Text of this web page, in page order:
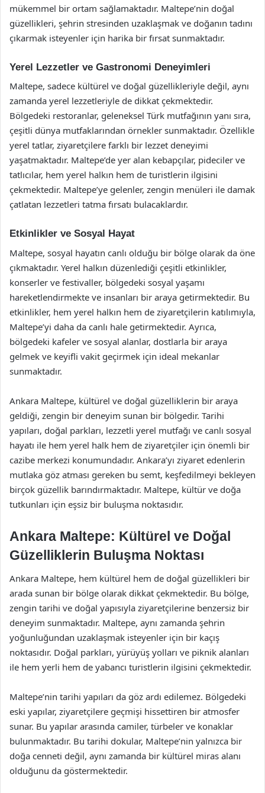
mükemmel bir ortam sağlamaktadır. Maltepe’nin doğal
güzellikleri, şehrin stresinden uzaklaşmak ve doğanın tadını
çıkarmak isteyenler için harika bir fırsat sunmaktadır.
Yerel Lezzetler ve Gastronomi Deneyimleri
Maltepe, sadece kültürel ve doğal güzellikleriyle değil, aynı
zamanda yerel lezzetleriyle de dikkat çekmektedir.
Bölgedeki restoranlar, geleneksel Türk mutfağının yanı sıra,
çeşitli dünya mutfaklarından örnekler sunmaktadır. Özellikle
yerel tatlar, ziyaretçilere farklı bir lezzet deneyimi
yaşatmaktadır. Maltepe’de yer alan kebapçılar, pideciler ve
tatlıcılar, hem yerel halkın hem de turistlerin ilgisini
çekmektedir. Maltepe’ye gelenler, zengin menüleri ile damak
çatlatan lezzetleri tatma fırsatı bulacaklardır.
Etkinlikler ve Sosyal Hayat
Maltepe, sosyal hayatın canlı olduğu bir bölge olarak da öne
çıkmaktadır. Yerel halkın düzenlediği çeşitli etkinlikler,
konserler ve festivaller, bölgedeki sosyal yaşamı
hareketlendirmekte ve insanları bir araya getirmektedir. Bu
etkinlikler, hem yerel halkın hem de ziyaretçilerin katılımıyla,
Maltepe’yi daha da canlı hale getirmektedir. Ayrıca,
bölgedeki kafeler ve sosyal alanlar, dostlarla bir araya
gelmek ve keyifli vakit geçirmek için ideal mekanlar
sunmaktadır.
Ankara Maltepe, kültürel ve doğal güzelliklerin bir araya
geldiği, zengin bir deneyim sunan bir bölgedir. Tarihi
yapıları, doğal parkları, lezzetli yerel mutfağı ve canlı sosyal
hayatı ile hem yerel halk hem de ziyaretçiler için önemli bir
cazibe merkezi konumundadır. Ankara’yı ziyaret edenlerin
mutlaka göz atması gereken bu semt, keşfedilmeyi bekleyen
birçok güzellik barındırmaktadır. Maltepe, kültür ve doğa
tutkunları için eşsiz bir buluşma noktasıdır.
Ankara Maltepe: Kültürel ve Doğal
Güzelliklerin Buluşma Noktası
Ankara Maltepe, hem kültürel hem de doğal güzellikleri bir
arada sunan bir bölge olarak dikkat çekmektedir. Bu bölge,
zengin tarihi ve doğal yapısıyla ziyaretçilerine benzersiz bir
deneyim sunmaktadır. Maltepe, aynı zamanda şehrin
yoğunluğundan uzaklaşmak isteyenler için bir kaçış
noktasıdır. Doğal parkları, yürüyüş yolları ve piknik alanları
ile hem yerli hem de yabancı turistlerin ilgisini çekmektedir.
Maltepe’nin tarihi yapıları da göz ardı edilemez. Bölgedeki
eski yapılar, ziyaretçilere geçmişi hissettiren bir atmosfer
sunar. Bu yapılar arasında camiler, türbeler ve konaklar
bulunmaktadır. Bu tarihi dokular, Maltepe’nin yalnızca bir
doğa cenneti değil, aynı zamanda bir kültürel miras alanı
olduğunu da göstermektedir.